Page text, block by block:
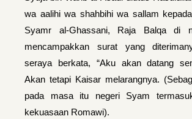
wa aalihi wa shahbihi wa sallam
Syamr al-Ghassani, Raja Balqa di
mencampakkan surat yang
seraya berkata, “Aku akan datang
Akan tetapi Kaisar melarangnya.
pada masa itu negeri Syam
kekuasaan Romawi).